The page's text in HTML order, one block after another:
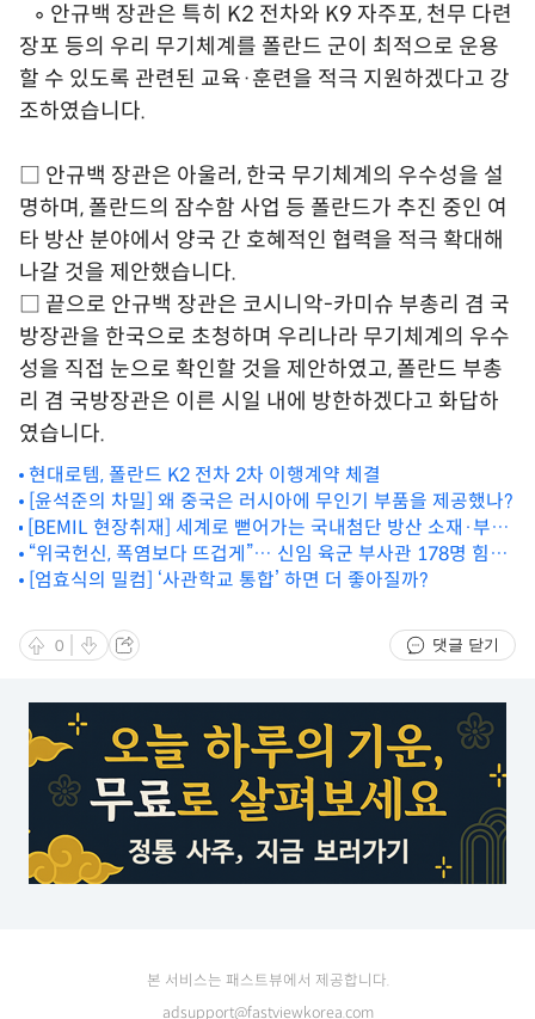
◦ 안규백 장관은 특히 K2 전차와 K9 자주포, 천무 다련
장포 등의 우리 무기체계를 폴란드 군이 최적으로 운용
할 수 있도록 관련된 교육·훈련을 적극 지원하겠다고 강
조하였습니다.
□ 안규백 장관은 아울러, 한국 무기체계의 우수성을 설
명하며, 폴란드의 잠수함 사업 등 폴란드가 추진 중인 여
타 방산 분야에서 양국 간 호혜적인 협력을 적극 확대해
나갈 것을 제안했습니다.
□ 끝으로 안규백 장관은 코시니악-카미슈 부총리 겸 국
방장관을 한국으로 초청하며 우리나라 무기체계의 우수
성을 직접 눈으로 확인할 것을 제안하였고, 폴란드 부총
리 겸 국방장관은 이른 시일 내에 방한하겠다고 화답하
였습니다.
현대로템, 폴란드 K2 전차 2차 이행계약 체결
[윤석준의 차밀] 왜 중국은 러시아에 무인기 부품을 제공했나?
[BEMIL 현장취재] 세계로 뻗어가는 국내첨단 방산 소재·부품!
국방기술진흥연구소 부스 현장
“위국헌신, 폭염보다 뜨겁게”… 신임 육군 부사관 178명 힘찬
출발
[엄효식의 밀컴] ‘사관학교 통합’ 하면 더 좋아질까?
0 댓글 닫기
본 서비스는 패스트뷰에서 제공합니다.
adsupport@fastviewkorea.com